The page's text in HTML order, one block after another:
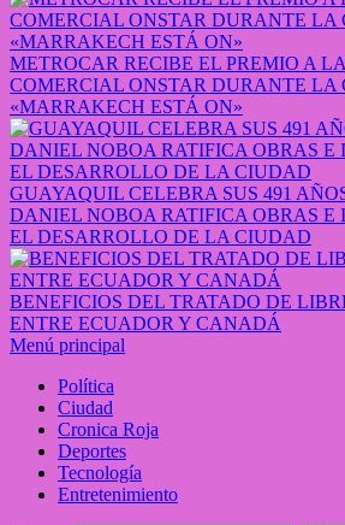
METROCAR RECIBE EL PREMIO A
COMERCIAL ONSTAR DURANTE LA
«MARRAKECH ESTÁ ON»
GUAYAQUIL CELEBRA SUS 491
DANIEL NOBOA RATIFICA OBRAS E
EL DESARROLLO DE LA CIUDAD
BENEFICIOS DEL TRATADO DE
ENTRE ECUADOR Y CANADÁ
Menú principal
Política
Ciudad
Cronica Roja
Deportes
Tecnología
Entretenimiento